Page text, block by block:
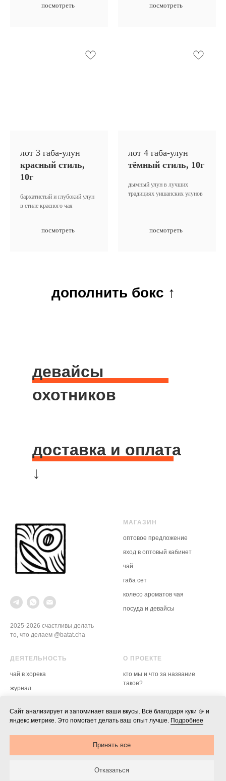
посмотреть посмотреть
лот 3 габа-улун
красный стиль,
10г
бархатистый и глубокий улун
в стиле красного чая
посмотреть
лот 4 габа-улун
тёмный стиль, 10г
дымный улун в лучших
традициях уишанских улунов
посмотреть
дополнить бокс ↑
девайсы
охотников
доставка и оплата
↓
самовывоз
❯ бесплатно из городской чайной
капелька-поток
курьером
городу (до Седанки) за наш счёт
❯ до 3500₽ — доставка по городу
Сайт анализирует и запоминает ваши вкусы. Всё благодаря куки 🥠 и
яндекс.метрике. Это помогает делать ваш опыт лучше. Подробнее
Принять все
Отказаться
2025-2026 счастливы делать
то, что делаем @batat.cha
МАГАЗИН
оптовое предложение
вход в оптовый кабинет
чай
габа сет
колесо ароматов чая
посуда и девайсы
ДЕЯТЕЛЬНОСТЬ
чай в хорека
журнал
О ПРОЕКТЕ
кто мы и что за название
такое?
политика конфиденциальности,
оферта, реквизиты
настройки куки
скачать лого ↓